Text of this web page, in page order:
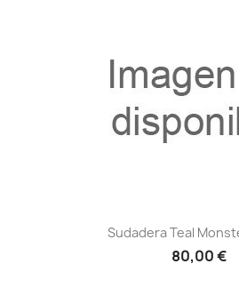
Sudadera Teal
80,00 €